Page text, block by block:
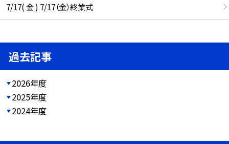
7/17( 金 ) 7/17（金）終業式
過去記事
2026年度
2025年度
2024年度